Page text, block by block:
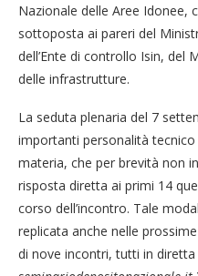
Nazionale delle Aree Idonee,
sottoposta ai pareri del
dell’Ente di controllo Isin, del
delle infrastrutture.
La seduta plenaria del 7
importanti personalità
materia, che per brevità non
risposta diretta ai primi 14
corso dell’incontro. Tale
replicata anche nelle
di nove incontri, tutti in